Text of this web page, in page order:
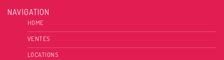
NAVIGATION
HOME
VENTES
LOCATIONS